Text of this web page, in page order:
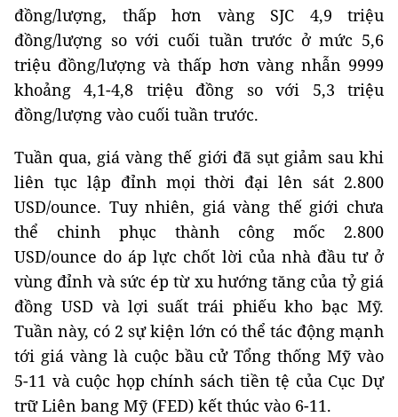
đồng/lượng, thấp hơn vàng SJC 4,9 triệu
đồng/lượng so với cuối tuần trước ở mức 5,6
triệu đồng/lượng và thấp hơn vàng nhẫn 9999
khoảng 4,1-4,8 triệu đồng so với 5,3 triệu
đồng/lượng vào cuối tuần trước.
Tuần qua, giá vàng thế giới đã sụt giảm sau khi
liên tục lập đỉnh mọi thời đại lên sát 2.800
USD/ounce. Tuy nhiên, giá vàng thế giới chưa
thể chinh phục thành công mốc 2.800
USD/ounce do áp lực chốt lời của nhà đầu tư ở
vùng đỉnh và sức ép từ xu hướng tăng của tỷ giá
đồng USD và lợi suất trái phiếu kho bạc Mỹ.
Tuần này, có 2 sự kiện lớn có thể tác động mạnh
tới giá vàng là cuộc bầu cử Tổng thống Mỹ vào
5-11 và cuộc họp chính sách tiền tệ của Cục Dự
trữ Liên bang Mỹ (FED) kết thúc vào 6-11.